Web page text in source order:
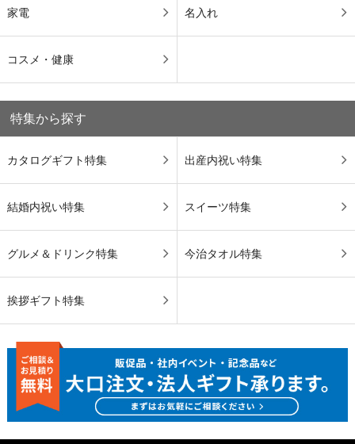
家電 名入れ
コスメ・健康
特集から探す
カタログギフト特集 出産内祝い特集
結婚内祝い特集 スイーツ特集
グルメ＆ドリンク特集 今治タオル特集
挨拶ギフト特集